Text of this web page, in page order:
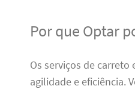
Por que Optar
Os serviços de
agilidade e eficiência.